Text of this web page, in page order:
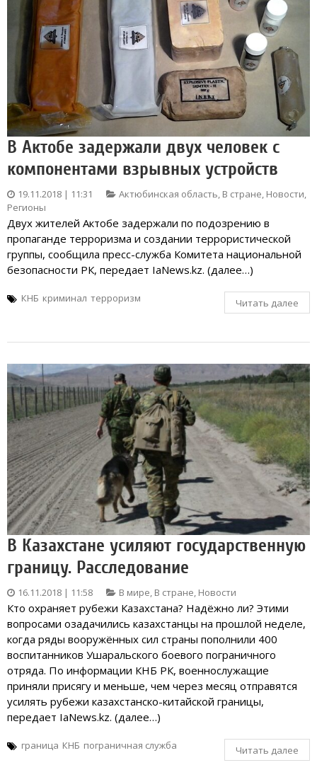
В Актобе задержали двух человек с
компонентами взрывных устройств
19.11.2018 | 11:31 Актюбинская область, В стране, Новости,
Регионы
Двух жителей Актобе задержали по подозрению в
пропаганде терроризма и создании террористической
группы, сообщила пресс-служба Комитета национальной
безопасности РК, передает IaNews.kz. (далее…)
КНБ криминал терроризм Читать далее
В Казахстане усиляют государственную
границу. Расследование
16.11.2018 | 11:58 В мире, В стране, Новости
Кто охраняет рубежи Казахстана? Надёжно ли? Этими
вопросами озадачились казахстанцы на прошлой неделе,
когда ряды вооружённых сил страны пополнили 400
воспитанников Ушаральского боевого пограничного
отряда. По информации КНБ РК, военнослужащие
приняли присягу и меньше, чем через месяц отправятся
усилять рубежи казахстанско-китайской границы,
передает IaNews.kz. (далее…)
граница КНБ пограничная служба Читать далее